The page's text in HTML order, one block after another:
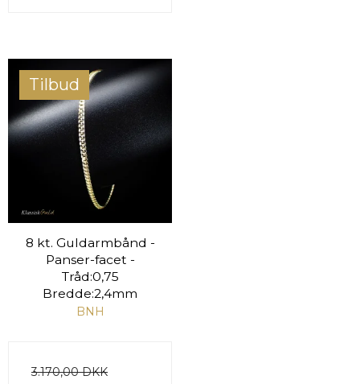
Tilbud
8 kt. Guldarmbånd -
Panser-facet -
Tråd:0,75
Bredde:2,4mm
BNH
3.170,00 DKK